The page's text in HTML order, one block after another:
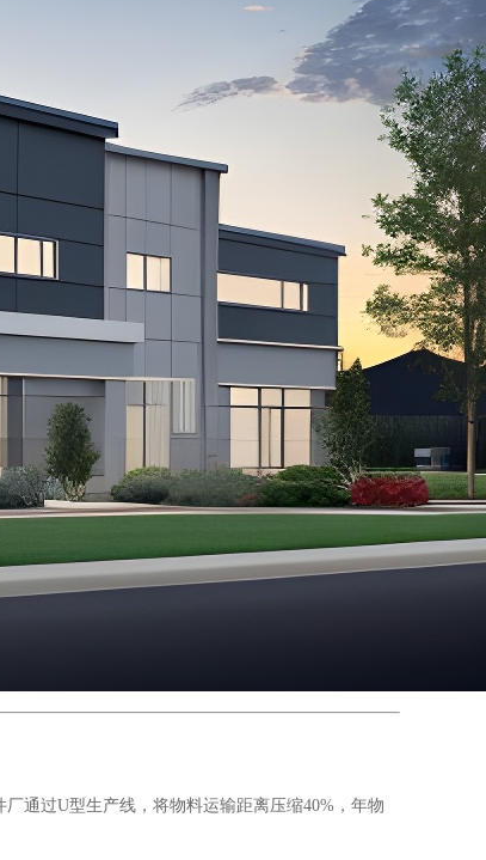
通过U型生产线，将物料运输距离压缩40%，年物